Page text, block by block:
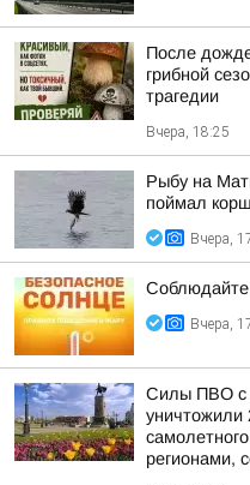
После
грибной
трагедии
Вчера, 18:25
Рыбу на
поймал
Вчера,
Соблюдайте
Вчера,
Силы ПВО с
уничтожили
регионами,